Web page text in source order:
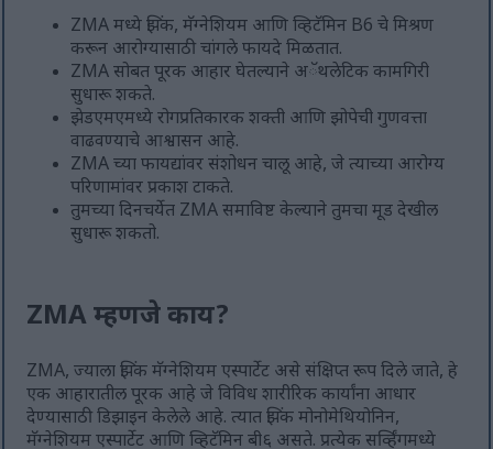
ZMA मध्ये झिंक, मॅग्नेशियम आणि व्हिटॅमिन B6 चे मिश्रण
करून आरोग्यासाठी चांगले फायदे मिळतात.
ZMA सोबत पूरक आहार घेतल्याने अॅथलेटिक कामगिरी
सुधारू शकते.
झेडएमएमध्ये रोगप्रतिकारक शक्ती आणि झोपेची गुणवत्ता
वाढवण्याचे आश्वासन आहे.
ZMA च्या फायद्यांवर संशोधन चालू आहे, जे त्याच्या आरोग्य
परिणामांवर प्रकाश टाकते.
तुमच्या दिनचर्येत ZMA समाविष्ट केल्याने तुमचा मूड देखील
सुधारू शकतो.
ZMA म्हणजे काय?
ZMA, ज्याला झिंक मॅग्नेशियम एस्पार्टेट असे संक्षिप्त रूप दिले जाते, हे
एक आहारातील पूरक आहे जे विविध शारीरिक कार्यांना आधार
देण्यासाठी डिझाइन केलेले आहे. त्यात झिंक मोनोमेथियोनिन,
मॅग्नेशियम एस्पार्टेट आणि व्हिटॅमिन बी६ असते. प्रत्येक सर्व्हिंगमध्ये